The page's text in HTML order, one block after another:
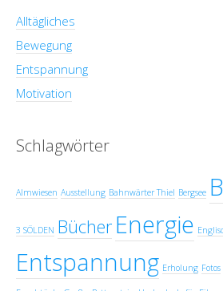
Alltägliches
Bewegung
Entspannung
Motivation
Schlagwörter
Almwiesen Ausstellung Bahnwärter Thiel Bergsee
3 SÖLDEN Bücher Energie
Entspannung Erholung Fotos